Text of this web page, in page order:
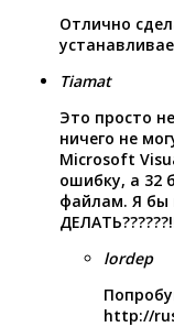
Отлично
Tiamat
Это просто
ничего не
Microsoft
ошибку, а 32
файлам. Я бы
lordep
http://